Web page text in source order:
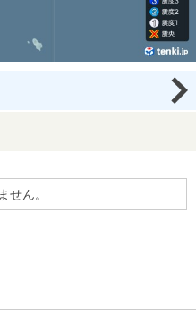
せん。